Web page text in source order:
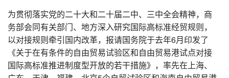
为贯彻落实党的二十大和二十届二中、三中全会精神，商
务部会同有关部门、地方深入研究国际高标准经贸规则，
以对接规则牵引国内改革，报请国务院于去年6月印发了
《关于在有条件的自由贸易试验区和自由贸易港试点对接
国际高标准推进制度型开放的若干措施》，率先在上海、